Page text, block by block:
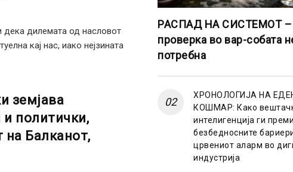
дилемата од насловот
кај нас, иако нејзината
земјава
политички,
на Балканот,
РАСПАД НА СИСТЕМОТ –
проверка во вар-собата
потребна
ХРОНОЛОГИЈА НА
КОШМАР: Како
интелигенција ги
безбедносните
црвениот аларм во
индустрија